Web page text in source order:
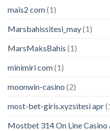
mais2 com(1)
Marsbahissitesi_may(1)
MarsMaksBahis (1)
minimiri com(1)
moonwin-casino (2)
most-bet-giris.xyzsitesi apr
Mostbet 314 On Line